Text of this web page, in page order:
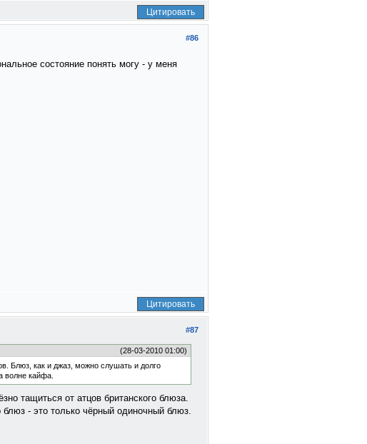
Цитировать
#86
состояние понять могу - у меня
Цитировать
#87
(28-03-2010 01:00)
Блюз, как и джаз, можно слушать и долго
волне кайфа.
тащиться от атцов британского блюза.
- это только чёрный одиночный блюз.